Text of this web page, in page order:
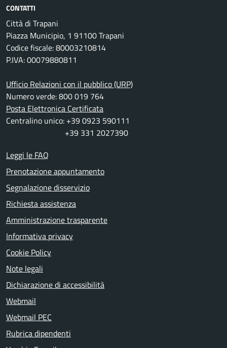
CONTATTI
Città di Trapani
Piazza Municipio, 1 91100 Trapani
Codice fiscale: 80003210814
P.IVA: 00079880811
Ufficio Relazioni con il pubblico (URP)
Numero verde: 800 019 764
Posta Elettronica Certificata
Centralino unico: +39 0923 590111
+39 331 2027390
Leggi le FAQ
Prenotazione appuntamento
Segnalazione disservizio
Richiesta assistenza
Amministrazione trasparente
Informativa privacy
Cookie Policy
Note legali
Dichiarazione di accessibilità
Webmail
Webmail PEC
Rubrica dipendenti